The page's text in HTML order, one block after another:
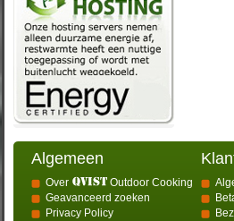
Algemeen
Over
Outdoor Cooking
Geavanceerd zoeken
Privacy Policy